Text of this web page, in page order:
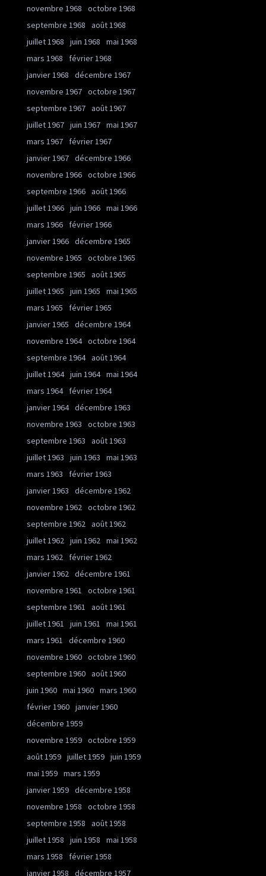
novembre 1968
octobre 1968
septembre 1968
août 1968
juillet 1968
juin 1968
mai 1968
mars 1968
février 1968
janvier 1968
décembre 1967
novembre 1967 octobre 1967
septembre 1967 août 1967
juillet 1967 juin 1967 mai 1967
mars 1967
février 1967
janvier 1967 décembre 1966
novembre 1966 octobre 1966
septembre 1966 août 1966
juillet 1966 juin 1966 mai 1966
mars 1966
février 1966
janvier 1966 décembre 1965
novembre 1965
octobre 1965
septembre 1965
août 1965
juillet 1965
juin 1965
mai 1965
mars 1965
février 1965
janvier 1965
décembre 1964
novembre 1964 octobre 1964
septembre 1964 août 1964
juillet 1964 juin 1964 mai 1964
mars 1964
février 1964
janvier 1964 décembre 1963
novembre 1963
octobre 1963
septembre 1963
août 1963
juillet 1963
juin 1963
mai 1963
mars 1963
février 1963
janvier 1963
décembre 1962
novembre 1962 octobre 1962
septembre 1962 août 1962
juillet 1962 juin 1962 mai 1962
mars 1962
février 1962
janvier 1962 décembre 1961
novembre 1961
octobre 1961
septembre 1961
août 1961
juillet 1961
juin 1961
mai 1961
mars 1961
décembre 1960
novembre 1960 octobre 1960
septembre 1960 août 1960
juin 1960 mai 1960 mars 1960
février 1960 janvier 1960
décembre 1959
novembre 1959 octobre 1959
août 1959 juillet 1959 juin 1959
mai 1959 mars 1959
janvier 1959 décembre 1958
novembre 1958
octobre 1958
septembre 1958
août 1958
juillet 1958
juin 1958
mai 1958
mars 1958
février 1958
janvier 1958
décembre 1957